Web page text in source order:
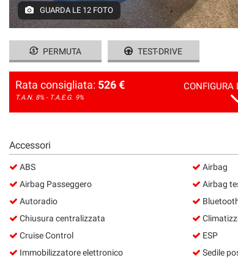
GUARDA LE 12 FOTO
PERMUTA TEST-DRIVE
Rata consigliata: 526 €
T.A.N. 8% - T.A.E.G. 9%
CONFIGURA
Accessori
ABS
Airbag Passeggero
Autoradio
Chiusura centralizzata
Cruise Control
Immobilizzatore elettronico
Airbag
Airbag
ESP
Sedile